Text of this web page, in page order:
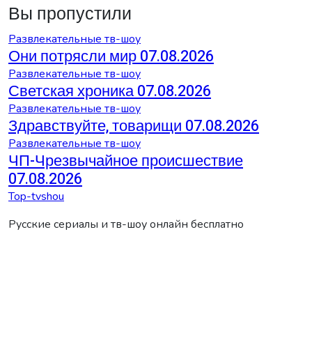
Вы пропустили
Развлекательные тв-шоу
Они потрясли мир 07.08.2026
Развлекательные тв-шоу
Светская хроника 07.08.2026
Развлекательные тв-шоу
Здравствуйте, товарищи 07.08.2026
Развлекательные тв-шоу
ЧП-Чрезвычайное происшествие
07.08.2026
Top-tvshou
Русские сериалы и тв-шоу онлайн бесплатно